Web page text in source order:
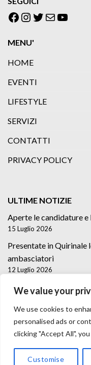
We value your
We use cookies to
personalised ads or
clicking "Accept All",
Customise
Facebook
Instagram
Twitter
Email
MENU'
HOME
EVENTI
LIFESTYLE
SERVIZI
CONTATTI
PRIVACY POLICY
ULTIME NOTIZIE
Aperte le candidature
15 Luglio 2026
Presentate in Quirinale
ambasciatori
12 Luglio 2026
Lettere credenziali di 5